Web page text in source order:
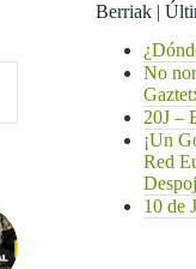
Berriak |
No
20J –
¡Un
Red
10 de